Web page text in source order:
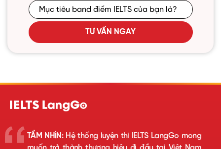
TƯ VẤN NGAY
TẦM NHÌN:Hệ thống luyện thi IELTS LangGo mong